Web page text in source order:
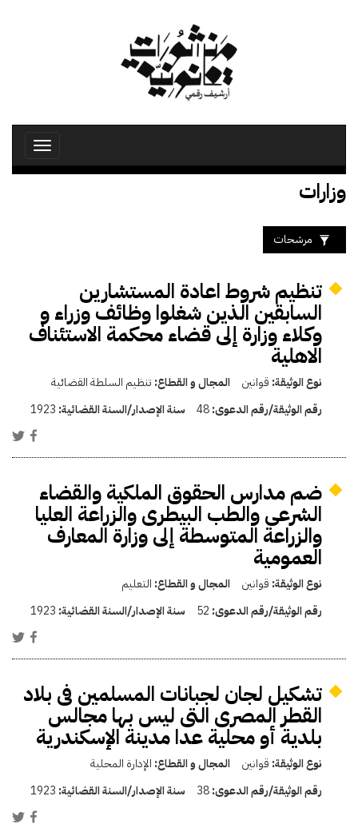
Toggle
وزارات
مرشحات
تنظيم شروط اعادة المستشارين
السابقين الذين شغلوا وظائف وزراء و
وكلاء وزارة إلى قضاء محكمة الاستئناف
الاهلية
نوع الوثيقة: قوانين المجال و القطاع: تنظيم السلطة القضائية
رقم الوثيقة/رقم الدعوى:48 سنة الإصدار/السنة القضائية: 1923
ضم مدارس الحقوق الملكية والقضاء
الشرعى والطب البيطرى والزراعة العليا
والزراعة المتوسطة إلى وزارة المعارف
العمومية
نوع الوثيقة: قوانين المجال و القطاع: التعليم
رقم الوثيقة/رقم الدعوى: 52 سنة الإصدار/السنة القضائية: 1923
تشكيل لجان لجبانات المسلمين فى بلاد
القطر المصرى التى ليس بها مجالس
بلدية أو محلية عدا مدينة الإسكندرية
نوع الوثيقة: قوانين المجال و القطاع: الإدارة المحلية
رقم الوثيقة/رقم الدعوى:38 سنة الإصدار/السنة القضائية: 1923